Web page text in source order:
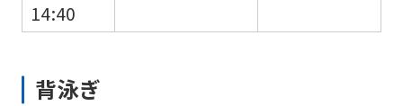
14:40
背泳ぎ